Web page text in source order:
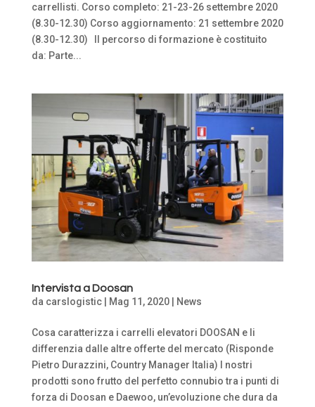
carrellisti. Corso completo: 21-23-26 settembre 2020
(8.30-12.30) Corso aggiornamento: 21 settembre 2020
(8.30-12.30) Il percorso di formazione è costituito
da: Parte...
Intervista a Doosan
da carslogistic| Mag 11, 2020| News
Cosa caratterizza i carrelli elevatori DOOSAN e li
differenzia dalle altre offerte del mercato (Risponde
Pietro Durazzini, Country Manager Italia) I nostri
prodotti sono frutto del perfetto connubio tra i punti di
forza di Doosan e Daewoo, un’evoluzione che dura da